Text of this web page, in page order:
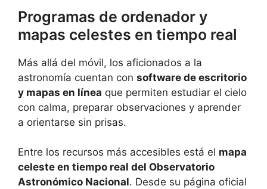
Programas de ordenador y
mapas celestes en tiempo real
Más allá del móvil, los aficionados a la
astronomía cuentan con software de escritorio
y mapas en línea que permiten estudiar el cielo
con calma, preparar observaciones y aprender
a orientarse sin prisas.
Entre los recursos más accesibles está el mapa
celeste en tiempo real del Observatorio
Astronómico Nacional. Desde su página oficial